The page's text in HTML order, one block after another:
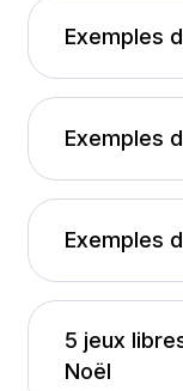
Exemples
Exemples
Exemples
5 jeux
Noël